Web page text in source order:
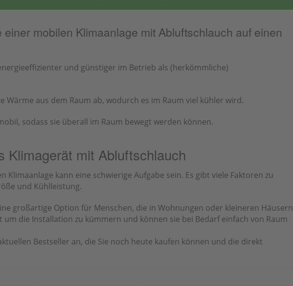
mobilen Klimaanlage mit Abluftschlauch auf einen
und günstiger im Betrieb als (herkömmliche)
Wärme aus dem Raum ab, wodurch es im Raum viel kühler wird.
sodass sie überall im Raum bewegt werden können.
Klimagerät mit Abluftschlauch
Klimaanlage kann eine schwierige Aufgabe sein. Es gibt viele Faktoren zu
und Kühlleistung.
großartige Option für Menschen, die in Wohnungen oder kleineren Häusern
um die Installation zu kümmern und können sie bei Bedarf einfach von Raum
Bestseller an, die Sie noch heute kaufen können und die direkt